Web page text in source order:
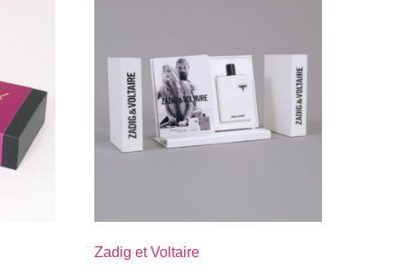
Zadig et Voltaire